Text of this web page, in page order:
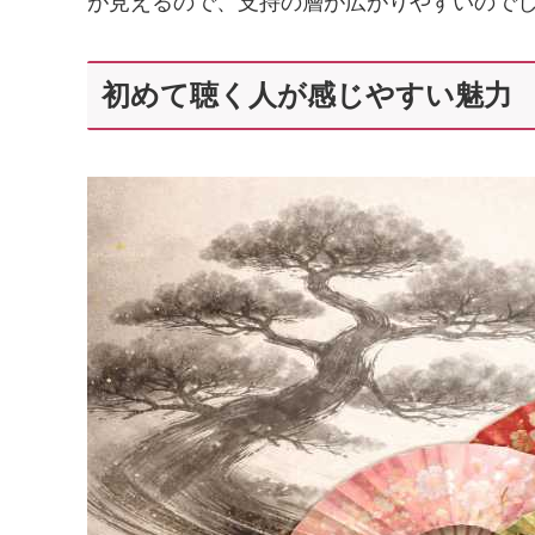
初めて聴く人が感じやすい魅力